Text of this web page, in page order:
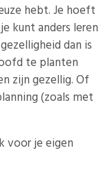
hebt. Je hoeft
kunt anders leren
dan is
te planten
zijn gezellig. Of
(zoals met
voor je eigen